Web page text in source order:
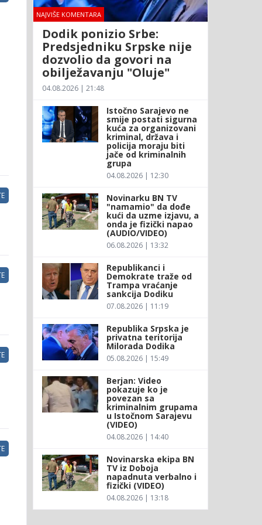
NAJVIŠE KOMENTARA
Dodik ponizio Srbe:
Predsjedniku Srpske nije
dozvolio da govori na
obilježavanju "Oluje"
04.08.2026 | 21:48
Istočno Sarajevo ne
smije postati sigurna
kuća za organizovani
kriminal, država i
policija moraju biti
jače od kriminalnih
grupa
04.08.2026 | 12:30
Novinarku BN TV
"namamio" da dođe
kući da uzme izjavu, a
onda je fizički napao
(AUDIO/VIDEO)
06.08.2026 | 13:32
Republikanci i
Demokrate traže od
Trampa vraćanje
sankcija Dodiku
07.08.2026 | 11:19
Republika Srpska je
privatna teritorija
Milorada Dodika
05.08.2026 | 15:49
Berjan: Video
pokazuje ko je
povezan sa
kriminalnim grupama
u Istočnom Sarajevu
(VIDEO)
04.08.2026 | 14:40
Novinarska ekipa BN
TV iz Doboja
napadnuta verbalno i
fizički (VIDEO)
04.08.2026 | 13:18